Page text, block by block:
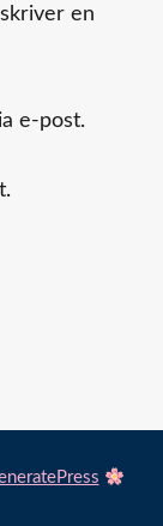
en
e-post.